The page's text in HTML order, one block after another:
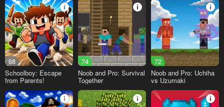
68
Schoolboy: Escape
from Parents!
74
Noob and Pro: Survival
Together
72
Noob and Pro: Uchiha
vs Uzumaki